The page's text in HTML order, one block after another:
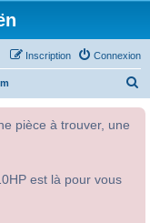
Connexion
Inscription
pièce à trouver, une
est là pour vous